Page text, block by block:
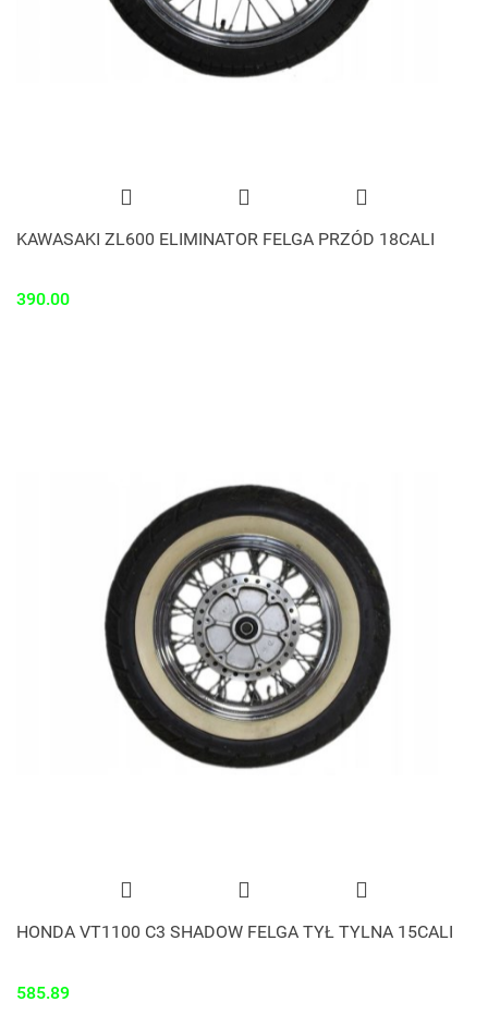
KAWASAKI ZL600 ELIMINATOR FELGA PRZÓD 18CALI
390.00
HONDA VT1100 C3 SHADOW FELGA TYŁ TYLNA 15CALI
585.89